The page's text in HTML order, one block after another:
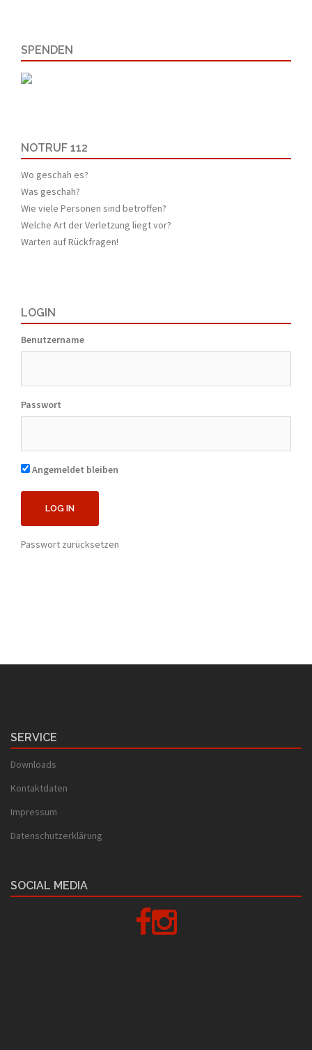
SPENDEN
NOTRUF 112
Wo geschah es?
Was geschah?
Wie viele Personen sind betroffen?
Welche Art der Verletzung liegt vor?
Warten auf Rückfragen!
LOGIN
Benutzername
Passwort
Angemeldet bleiben
Passwort zurücksetzen
SERVICE
Downloads
Kontaktdaten
Impressum
Datenschutzerklärung
SOCIAL MEDIA
FacebookInstagram